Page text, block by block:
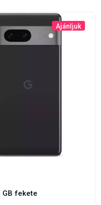
Ajánljuk
GB fekete